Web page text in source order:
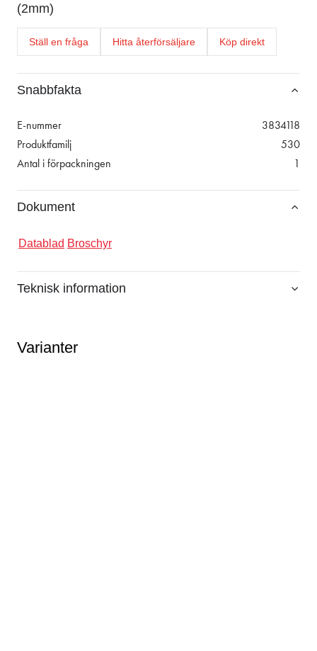
(2mm)
Ställ en fråga Hitta återförsäljare Köp direkt
Snabbfakta
E-nummer
3834118
Produktfamilj
530
Antal i förpackningen
1
Dokument
Datablad Broschyr
Teknisk information
Varianter